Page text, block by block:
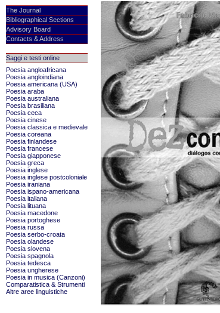
The Journal
Bibliographical Sections
Advisory Board
Contacts & Address
Saggi e testi online
Poesia angloafricana
Poesia angloindiana
Poesia americana (USA)
Poesia araba
Poesia australiana
Poesia brasiliana
Poesia ceca
Poesia cinese
Poesia classica e medievale
Poesia coreana
Poesia finlandese
Poesia francese
Poesia giapponese
Poesia greca
Poesia inglese
Poesia inglese postcoloniale
Poesia iraniana
Poesia ispano-americana
Poesia italiana
Poesia lituana
Poesia macedone
Poesia portoghese
Poesia russa
Poesia serbo-croata
Poesia olandese
Poesia slovena
Poesia spagnola
Poesia tedesca
Poesia ungherese
Poesia in musica (Canzoni)
Comparatistica & Strumenti
Altre aree linguistiche